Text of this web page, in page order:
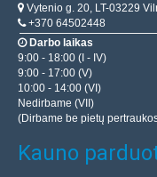
Vytenio g. 20, LT-03229
+370 64502448
Darbo laikas
9:00 - 18:00 (I - IV)
9:00 - 17:00 (V)
10:00 - 14:00 (VI)
Nedirbame (VII)
(Dirbame be pietų
Kauno